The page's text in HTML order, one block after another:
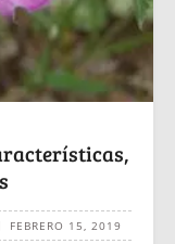
FEBRERO 15, 2019